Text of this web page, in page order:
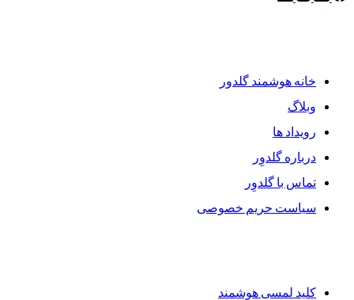
خانه هوشمند گلدور
وبلاگ
رویداد ها
درباره گلدوِر
تماس با گلدوِر
سیاست حریم خصوصی
کلید لمسی هوشمند